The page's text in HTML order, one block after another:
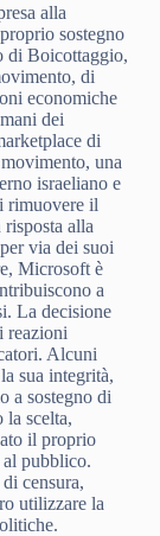
alla
sostegno
di Boicottaggio,
di
economiche
dei
di
una
israeliano e
rimuovere il
alla
via dei suoi
Microsoft è
a
La decisione
reazioni
Alcuni
sua integrità,
a sostegno di
la scelta,
il proprio
pubblico.
censura,
utilizzare la